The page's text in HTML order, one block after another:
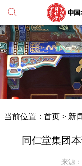
当前位置： 首页> 新
同仁堂集团
来源